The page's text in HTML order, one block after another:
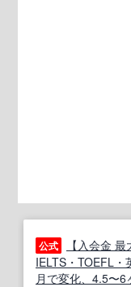
公式
【入会金
IELTS・TOEFL・
月で変化、4.5〜6